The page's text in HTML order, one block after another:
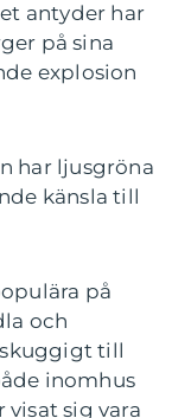
antyder har
på sina
explosion
har ljusgröna
känsla till
på
och
till
inomhus
visat sig vara